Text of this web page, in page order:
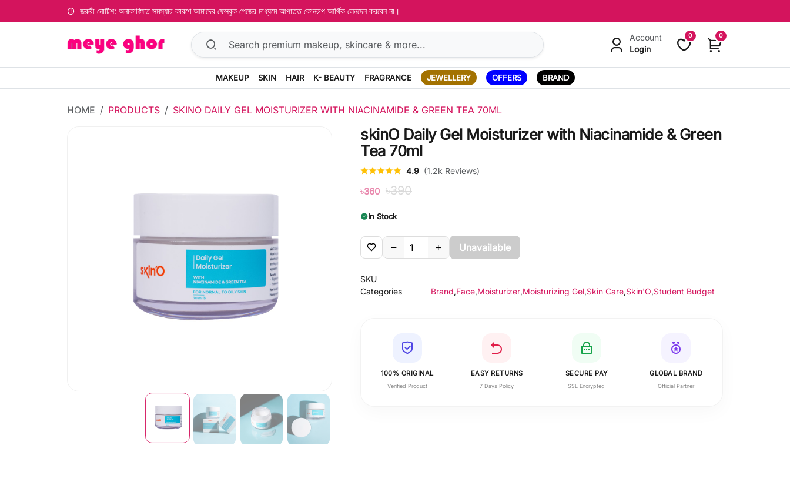
জরুরী নোটিশ: অনাকাঙ্ক্ষিত সমস্যার কারণে আমাদের ফেসবুক পেজের মাধ্যমে আপাতত কোনরূপ আর্থিক লেনদেন করবেন না।
Account
Login
0 0
MAKEUP SKIN HAIR K- BEAUTY FRAGRANCE JEWELLERY OFFERS BRAND
HOME PRODUCTS SKINO DAILY GEL MOISTURIZER WITH NIACINAMIDE & GREEN TEA 70ML
skinO Daily Gel Moisturizer with Niacinamide & Green
Tea 70ml
4.9 (1.2k Reviews)
৳360 ৳390
In Stock
Unavailable
SKU
Categories
Brand,Face,Moisturizer,Moisturizing Gel,Skin Care,Skin'O,Student Budget
100% ORIGINAL
Verified Product
EASY RETURNS
7 Days Policy
SECURE PAY
SSL Encrypted
GLOBAL BRAND
Official Partner